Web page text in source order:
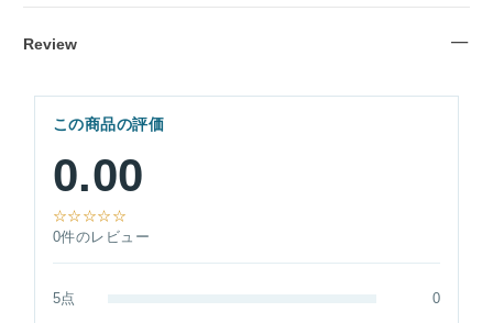
Review
この商品の評価
0.00
☆☆☆☆☆
0件のレビュー
5点 0